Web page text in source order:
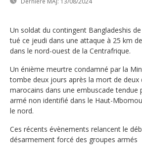
Un soldat du contingent Bangladeshis
tué ce jeudi dans une attaque à 25 km
dans le nord-ouest de la Centrafrique.
Un énième meurtre condamné par la
tombe deux jours après la mort de deux
marocains dans une embuscade tendue
armé non identifié dans le Haut-
le nord.
Ces récents évènements relancent le
désarmement forcé des groupes armés